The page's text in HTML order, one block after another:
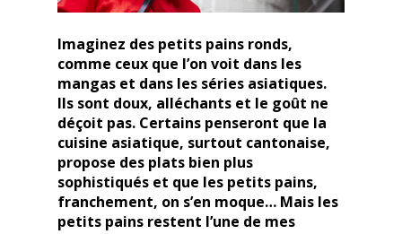
Imaginez des petits pains ronds,
comme ceux que l’on voit dans les
mangas et dans les séries asiatiques.
Ils sont doux, alléchants et le goût ne
déçoit pas. Certains penseront que la
cuisine asiatique, surtout cantonaise,
propose des plats bien plus
sophistiqués et que les petits pains,
franchement, on s’en moque… Mais les
petits pains restent l’une de mes